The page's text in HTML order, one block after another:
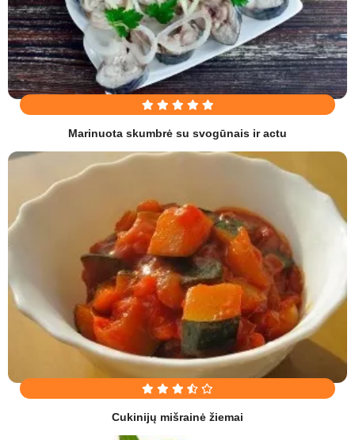
Marinuota skumbrė su svogūnais ir actu
Cukinijų mišrainė žiemai